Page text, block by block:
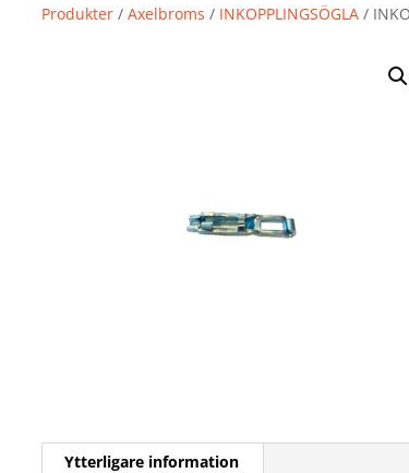
Produkter /Axelbroms / INKOPPLINGSÖGLA /
Ytterligare information